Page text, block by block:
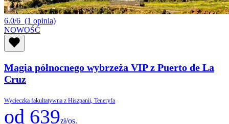
6.0/6 (1 opinia)
NOWOŚĆ
Magia północnego wybrzeża VIP z Puerto de La
Cruz
Wycieczka fakultatywna z Hiszpanii, Teneryfa
od 639zł/os.